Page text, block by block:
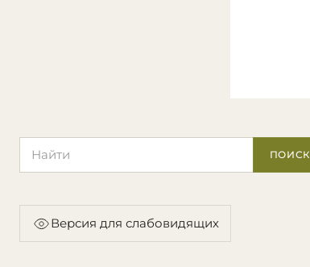
ПОИСК
Версия для слабовидящих